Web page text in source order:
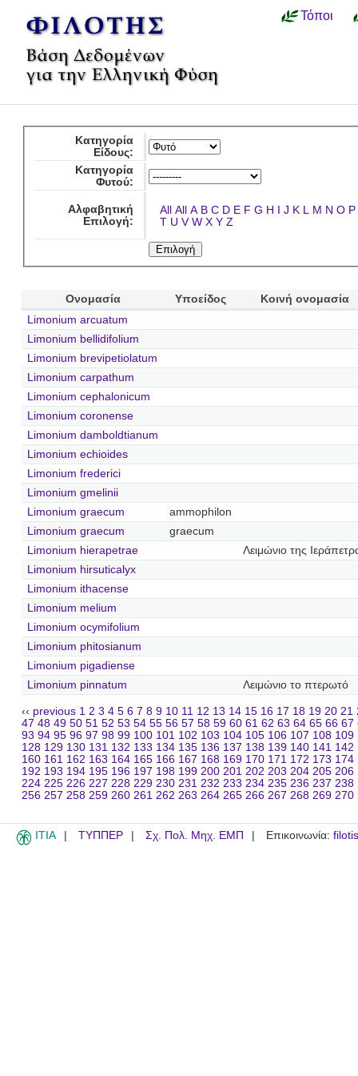
Τόποι
Κατηγορία
Είδους:
Κατηγορία
Φυτού:
Αλφαβητική
Επιλογή:
All All A B C D E F G H I J K L M N O P
T U V W X Y Z
Ονομασία Υποείδος
Κοινή ονομασία
Limonium arcuatum
Limonium bellidifolium
Limonium brevipetiolatum
Limonium carpathum
Limonium cephalonicum
Limonium coronense
Limonium damboldtianum
Limonium echioides
Limonium frederici
Limonium gmelinii
Limonium graecum
ammophilon
Limonium graecum
graecum
Limonium hierapetrae
Λειμώνιο της
Limonium hirsuticalyx
Limonium ithacense
Limonium melium
Limonium ocymifolium
Limonium phitosianum
Limonium pigadiense
Limonium pinnatum
Λειμώνιο το πτερωτό
‹‹ previous 1 2 3 4 5 6 7 8 9 10 11 12 13 14 15 16 17 18 19 20 21
47 48 49 50 51 52 53 54 55 56 57 58 59 60 61 62 63 64 65 66 67
93 94 95 96 97 98 99 100 101 102 103 104 105 106 107 108 109
128 129 130 131 132 133 134 135 136 137 138 139 140 141 142
160 161 162 163 164 165 166 167 168 169 170 171 172 173 174
192 193 194 195 196 197 198 199 200 201 202 203 204 205 206
224 225 226 227 228 229 230 231 232 233 234 235 236 237 238
256 257 258 259 260 261 262 263 264 265 266 267 268 269 270
ITIA ΤΥΠΠΕΡ Σχ. Πολ. Μηχ. ΕΜΠ Επικοινωνία: